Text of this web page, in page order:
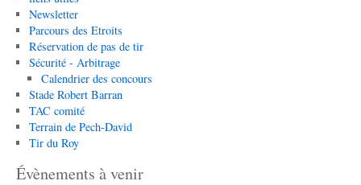
Newsletter
Parcours des Etroits
Réservation de pas de tir
Sécurité - Arbitrage
Calendrier des concours
Stade Robert Barran
TAC comité
Terrain de Pech-David
Tir du Roy
Évènements à venir